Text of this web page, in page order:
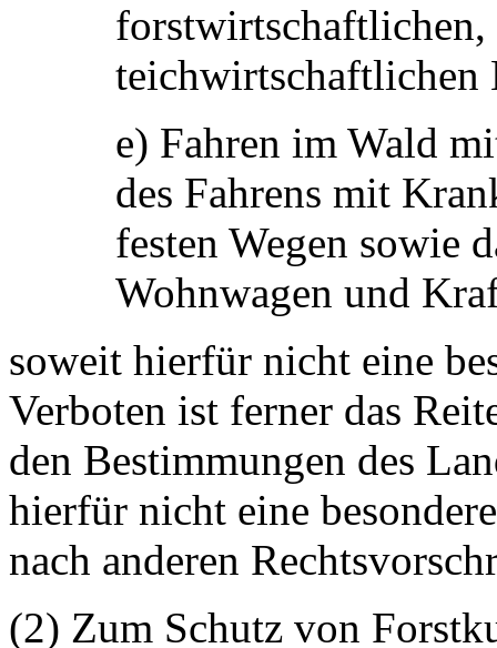
teichwirtschaftlichen
e) Fahren im Wald
des Fahrens mit
festen Wegen sowie
Wohnwagen und
soweit hierfür nicht eine
Verboten ist ferner das
den Bestimmungen des
hierfür nicht eine
nach anderen
(2) Zum Schutz von